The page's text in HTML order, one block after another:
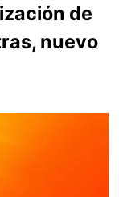
de
nuevo